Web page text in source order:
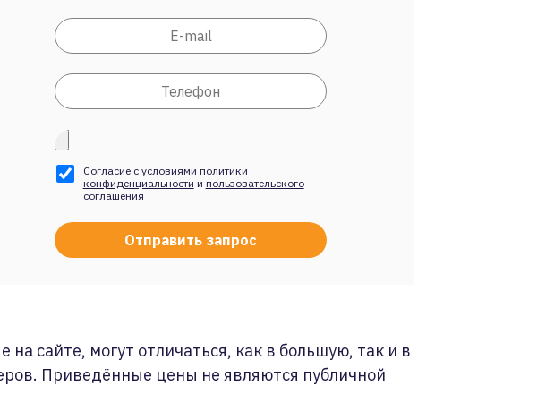
Согласие с условиями политики
конфиденциальности и пользовательского
соглашения
сайте, могут отличаться, как в большую, так и в
Приведённые цены не являются публичной